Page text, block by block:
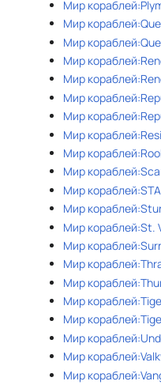
Мир
Мир
Мир
Мир
Мир
Мир
Мир
Мир
Мир
Мир
Мир
Мир
Мир кораблей:St.
Мир
Мир
Мир
Мир
Мир
Мир
Мир
Мир